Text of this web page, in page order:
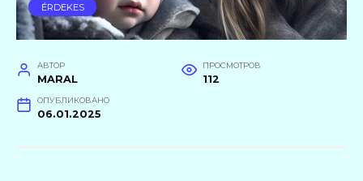
ÉRDEKES
АВТОР
MARAL
ПРОСМОТРОВ
112
ОПУБЛИКОВАНО
06.01.2025